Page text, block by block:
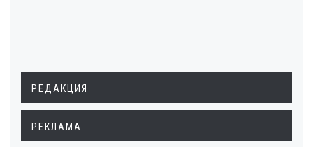
РЕДАКЦИЯ
РЕКЛАМА